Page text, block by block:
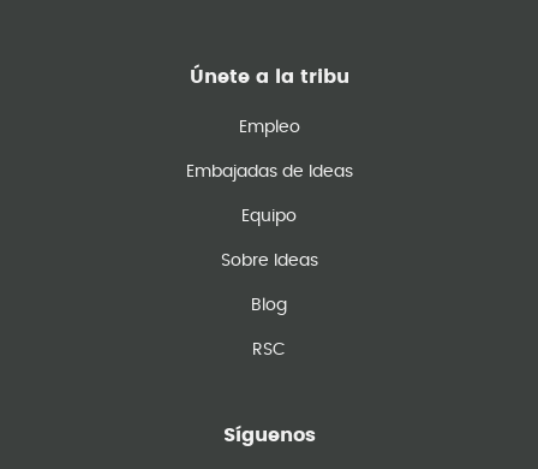
Únete a la tribu
Empleo
Embajadas de Ideas
Equipo
Sobre Ideas
Blog
RSC
Síguenos